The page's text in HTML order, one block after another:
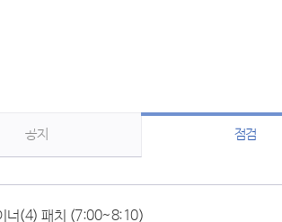
공지 점검
너(4) 패치 (7:00~8:10)